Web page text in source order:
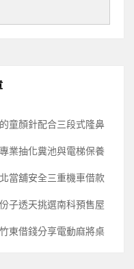
童顏針配合三段式隆鼻
業抽化糞池與電梯保養
當舖安全三重機車借款
子透天挑選南科預售屋
東借錢分享電動麻將桌